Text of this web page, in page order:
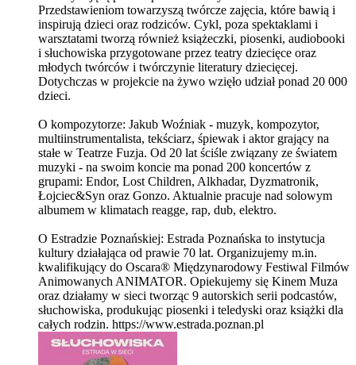
Przedstawieniom towarzyszą twórcze zajęcia, które bawią i
inspirują dzieci oraz rodziców. Cykl, poza spektaklami i
warsztatami tworzą również książeczki, piosenki, audiobooki
i słuchowiska przygotowane przez teatry dziecięce oraz
młodych twórców i twórczynie literatury dziecięcej.
Dotychczas w projekcie na żywo wzięło udział ponad 20 000
dzieci.
O kompozytorze: Jakub Woźniak - muzyk, kompozytor,
multiinstrumentalista, tekściarz, śpiewak i aktor grający na
stałe w Teatrze Fuzja. Od 20 lat ściśle związany ze światem
muzyki - na swoim koncie ma ponad 200 koncertów z
grupami: Endor, Lost Children, Alkhadar, Dyzmatronik,
Łojciec&Syn oraz Gonzo. Aktualnie pracuje nad solowym
albumem w klimatach reagge, rap, dub, elektro.
O Estradzie Poznańskiej: Estrada Poznańska to instytucja
kultury działająca od prawie 70 lat. Organizujemy m.in.
kwalifikujący do Oscara® Międzynarodowy Festiwal Filmów
Animowanych ANIMATOR. Opiekujemy się Kinem Muza
oraz działamy w sieci tworząc 9 autorskich serii podcastów,
słuchowiska, produkując piosenki i teledyski oraz książki dla
całych rodzin. https://www.estrada.poznan.pl